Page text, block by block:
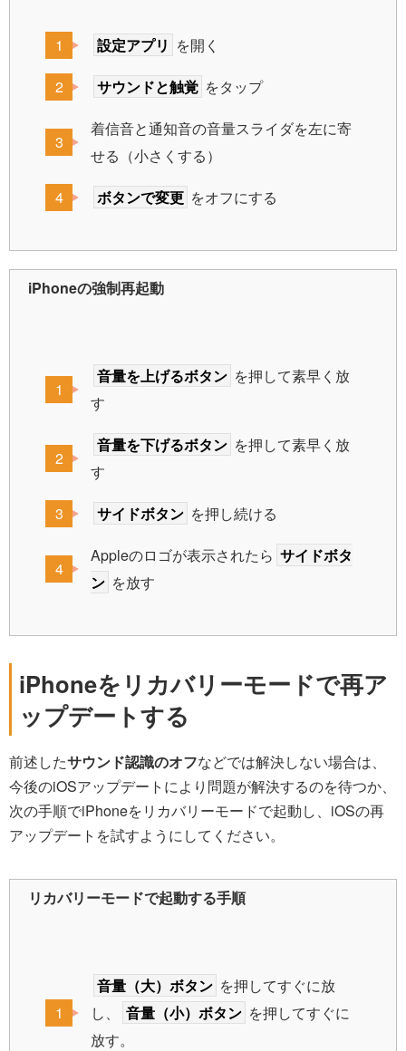
設定アプリ を開く
サウンドと触覚 をタップ
着信音と通知音の音量スライダを左に寄
せる（小さくする）
ボタンで変更 をオフにする
iPhoneの強制再起動
音量を上げるボタン を押して素早く放
す
音量を下げるボタン を押して素早く放
す
サイドボタン を押し続ける
Appleのロゴが表示されたら サイドボタ
ン を放す
iPhoneをリカバリーモードで再ア
ップデートする
前述したサウンド認識のオフなどでは解決しない場合は、
今後のiOSアップデートにより問題が解決するのを待つか、
次の手順でiPhoneをリカバリーモードで起動し、iOSの再
アップデートを試すようにしてください。
リカバリーモードで起動する手順
音量（大）ボタン を押してすぐに放
し、
音量（小）ボタン を押してすぐに
放す。